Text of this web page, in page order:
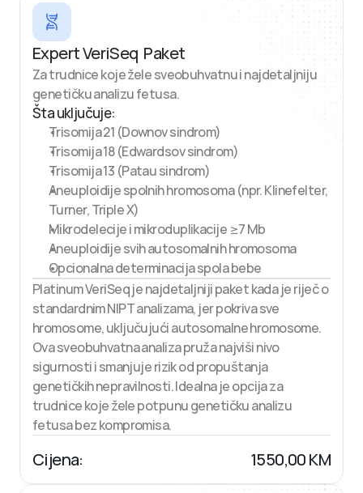
Expert VeriSeq  Paket
Za trudnice koje žele sveobuhvatnu i najdetaljniju
genetičku analizu fetusa.
Šta uključuje:
Trisomija 21 (Downov sindrom)
Trisomija 18 (Edwardsov sindrom)
Trisomija 13 (Patau sindrom)
Aneuploidije spolnih hromosoma (npr. Klinefelter,
Turner, Triple X)
Mikrodelecije i mikroduplikacije ≥7 Mb
Aneuploidije svih autosomalnih hromosoma
Opcionalna determinacija spola bebe
Platinum VeriSeq je najdetaljniji paket kada je riječ o
standardnim NIPT analizama, jer pokriva sve
hromosome, uključujući autosomalne hromosome.
Ova sveobuhvatna analiza pruža najviši nivo
sigurnosti i smanjuje rizik od propuštanja
genetičkih nepravilnosti. Idealna je opcija za
trudnice koje žele potpunu genetičku analizu
fetusa bez kompromisa.
Cijena: 1550,00 KM